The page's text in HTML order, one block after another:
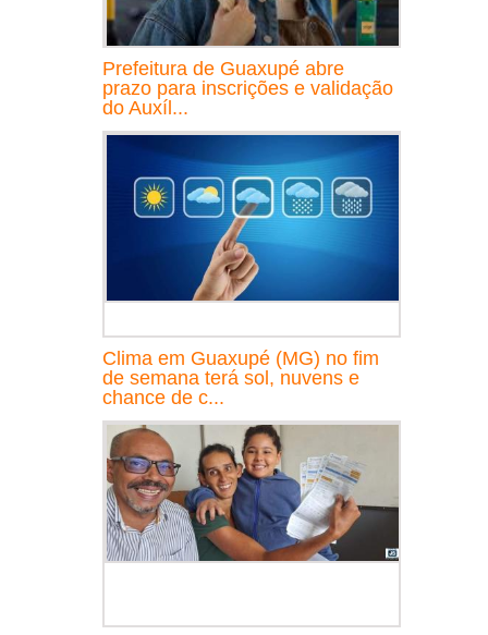
Prefeitura de Guaxupé abre
prazo para inscrições e validação
do Auxíl...
Clima em Guaxupé (MG) no fim
de semana terá sol, nuvens e
chance de c...